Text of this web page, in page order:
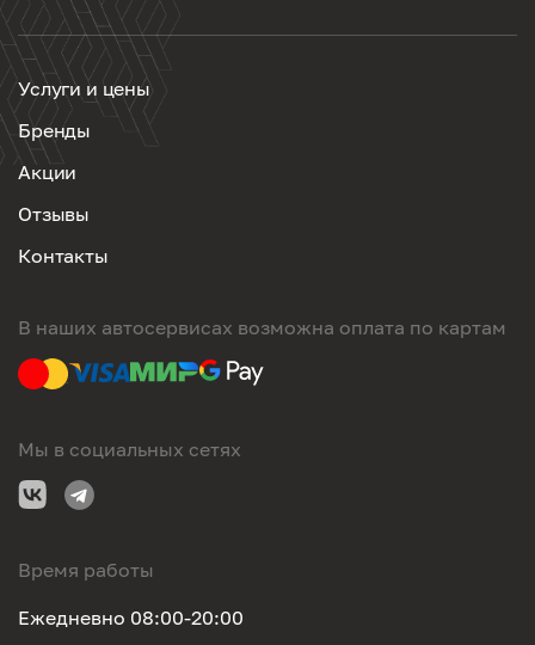
Услуги и цены
Бренды
Акции
Отзывы
Контакты
В наших автосервисах возможна оплата по картам
Мы в социальных сетях
Время работы
Ежедневно 08:00-20:00